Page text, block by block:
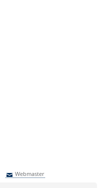
Webmaster